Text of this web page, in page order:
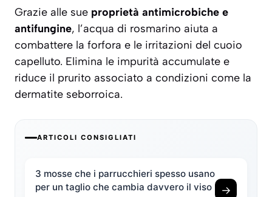
Grazie alle sue proprietà antimicrobiche e
antifungine, l’acqua di rosmarino aiuta a
combattere la forfora e le irritazioni del cuoio
capelluto. Elimina le impurità accumulate e
riduce il prurito associato a condizioni come la
dermatite seborroica.
ARTICOLI CONSIGLIATI
3 mosse che i parrucchieri spesso usano
per un taglio che cambia davvero il viso
→